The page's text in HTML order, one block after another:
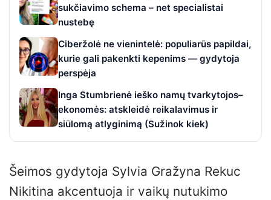
sukčiavimo schema – net specialistai
nustebę
Ciberžolė ne vienintelė: populiarūs papildai,
kurie gali pakenkti kepenims — gydytoja
perspėja
Inga Stumbrienė ieško namų tvarkytojos–
ekonomės: atskleidė reikalavimus ir
siūlomą atlyginimą (Sužinok kiek)
Šeimos gydytoja Sylvia Gražyna Rekuc
Nikitina akcentuoja ir vaikų nutukimo